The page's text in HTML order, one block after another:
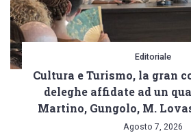
Editoriale
Cultura e Turismo, la gran
deleghe affidate ad un
Martino, Gungolo, M.
Agosto 7, 2026